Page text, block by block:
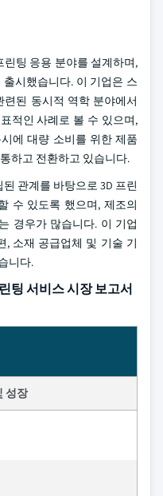
린팅 응용 분야를 설계하며,
출시했습니다. 이 기업은 스
된 동시적 역학 분야에서
적인 사례로 볼 수 있으며,
에 대량 소비를 위한 제품
하고 전환하고 있습니다.
관계를 바탕으로 3D 프린
수 있도록 했으며, 제조의
경우가 많습니다. 이 기업
, 소재 공급업체 및 기술 기
니다.
팅 서비스 시장 보고서
성장